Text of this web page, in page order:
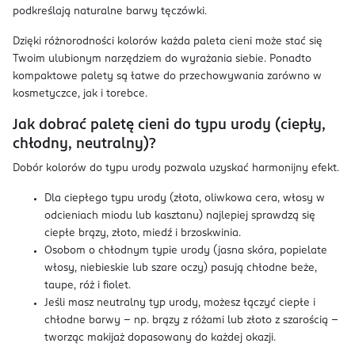
podkreślają naturalne barwy tęczówki.
Dzięki różnorodności kolorów każda paleta cieni może stać się
Twoim ulubionym narzędziem do wyrażania siebie. Ponadto
kompaktowe palety są łatwe do przechowywania zarówno w
kosmetyczce, jak i torebce.
Jak dobrać paletę cieni do typu urody (ciepły,
chłodny, neutralny)?
Dobór kolorów do typu urody pozwala uzyskać harmonijny efekt.
Dla ciepłego typu urody (złota, oliwkowa cera, włosy w
odcieniach miodu lub kasztanu) najlepiej sprawdzą się
ciepłe brązy, złoto, miedź i brzoskwinia.
Osobom o chłodnym typie urody (jasna skóra, popielate
włosy, niebieskie lub szare oczy) pasują chłodne beże,
taupe, róż i fiolet.
Jeśli masz neutralny typ urody, możesz łączyć ciepłe i
chłodne barwy – np. brązy z różami lub złoto z szarością –
tworząc makijaż dopasowany do każdej okazji.